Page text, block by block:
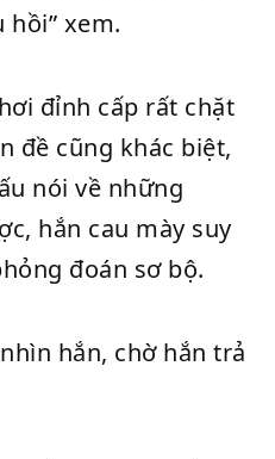
hồi” xem.
đỉnh cấp rất chặt
đề cũng khác biệt,
nói về những
hắn cau mày suy
đoán sơ bộ.
hắn, chờ hắn trả